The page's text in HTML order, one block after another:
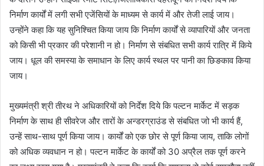
निर्माण कार्यों में लगी सभी एजेंसियों के माध्यम से कार्य में और तेजी लाई जाय।
उन्होंने कहा कि यह सुनिश्चित किया जाय कि निर्माण कार्यों से व्यापारियों और जनता
को किसी भी प्रकार की परेशानी न हो। निर्माण से संबधित सभी कार्य रात्रि में किये
जाय। धूल की समस्या के समाधान के लिए कार्य स्थल पर पानी का छिङकाव किया
जाय।
मुख्यमंत्री श्री तीरथ ने अधिकारियों को निर्देश दिये कि पल्टन मार्केट में सड़क
निर्माण के साथ ही सीवरेज और तारों के अन्डरग्राउंड से संबधित जो भी कार्य हैं,
उन्हें साथ-साथ पूर्ण किया जाय। कार्यों को एक छोर से पूर्ण किया जाय, ताकि लोगों
को अधिक व्यवधान न हो। पल्टन मार्केट के कार्यों को 30 अप्रैल तक पूर्ण करने